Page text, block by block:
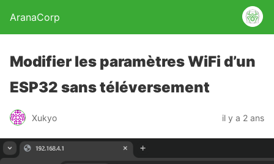
AranaCorp
Modifier les paramètres WiFi d’un
ESP32 sans téléversement
Xukyo il y a 2 ans